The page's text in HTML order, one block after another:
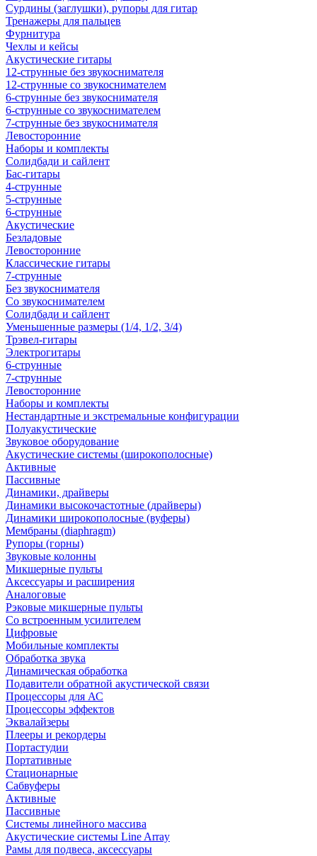
Сурдины (заглушки), рупоры для гитар
Тренажеры для пальцев
Фурнитура
Чехлы и кейсы
Акустические гитары
12-струнные без звукоснимателя
12-струнные со звукоснимателем
6-струнные без звукоснимателя
6-струнные со звукоснимателем
7-струнные без звукоснимателя
Левосторонние
Наборы и комплекты
Солидбади и сайлент
Бас-гитары
4-струнные
5-струнные
6-струнные
Акустические
Безладовые
Левосторонние
Классические гитары
7-струнные
Без звукоснимателя
Со звукоснимателем
Солидбади и сайлент
Уменьшенные размеры (1/4, 1/2, 3/4)
Трэвел-гитары
Электрогитары
6-струнные
7-струнные
Левосторонние
Наборы и комплекты
Нестандартные и экстремальные конфигурации
Полуакустические
Звуковое оборудование
Акустические системы (широкополосные)
Активные
Пассивные
Динамики, драйверы
Динамики высокочастотные (драйверы)
Динамики широкополосные (вуферы)
Мембраны (diaphragm)
Рупоры (горны)
Звуковые колонны
Микшерные пульты
Аксессуары и расширения
Аналоговые
Рэковые микшерные пульты
Со встроенным усилителем
Цифровые
Мобильные комплекты
Обработка звука
Динамическая обработка
Подавители обратной акустической связи
Процессоры для АС
Процессоры эффектов
Эквалайзеры
Плееры и рекордеры
Портастудии
Портативные
Стационарные
Сабвуферы
Активные
Пассивные
Системы линейного массива
Акустические системы Line Array
Рамы для подвеса, аксессуары